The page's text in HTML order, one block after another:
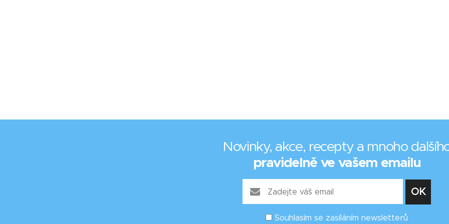
Novinky, akce, recepty a mnoho
pravidelně ve vašem emailu
Souhlasím se zasíláním newsletterů